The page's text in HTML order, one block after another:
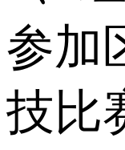
参加
技比